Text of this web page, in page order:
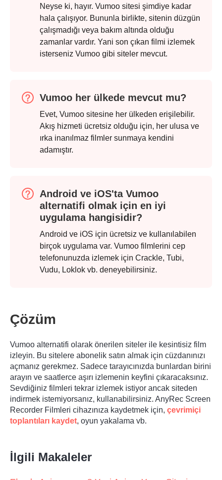
Neyse ki, hayır. Vumoo sitesi şimdiye kadar
hala çalışıyor. Bununla birlikte, sitenin düzgün
çalışmadığı veya bakım altında olduğu
zamanlar vardır. Yani son çıkan filmi izlemek
isterseniz Vumoo gibi siteler mevcut.
Vumoo her ülkede mevcut mu?
Evet, Vumoo sitesine her ülkeden erişilebilir.
Akış hizmeti ücretsiz olduğu için, her ulusa ve
ırka inanılmaz filmler sunmaya kendini
adamıştır.
Android ve iOS'ta Vumoo
alternatifi olmak için en iyi
uygulama hangisidir?
Android ve iOS için ücretsiz ve kullanılabilen
birçok uygulama var. Vumoo filmlerini cep
telefonunuzda izlemek için Crackle, Tubi,
Vudu, Loklok vb. deneyebilirsiniz.
Çözüm
Vumoo alternatifi olarak önerilen siteler ile kesintisiz film
izleyin. Bu sitelere abonelik satın almak için cüzdanınızı
açmanız gerekmez. Sadece tarayıcınızda bunlardan birini
arayın ve saatlerce aşırı izlemenin keyfini çıkaracaksınız.
Sevdiğiniz filmleri tekrar izlemek istiyor ancak siteden
indirmek istemiyorsanız, kullanabilirsiniz. AnyRec Screen
Recorder Filmleri cihazınıza kaydetmek için, çevrimiçi
toplantıları kaydet, oyun yakalama vb.
İlgili Makaleler